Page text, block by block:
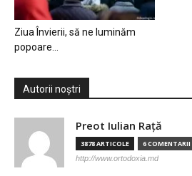
Ziua Învierii, să ne luminăm
popoare…
Autorii noștri
Preot Iulian Raţă
3878 ARTICOLE 6 COMENTARII
http://www.ortodoxia.md